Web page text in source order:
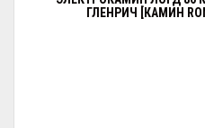
ГЛЕНРИЧ [КАМИН